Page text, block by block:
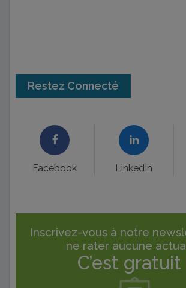
Restez Connecté
Facebook LinkedIn
Inscrivez-vous à notre
ne rater aucune
C’est gratuit